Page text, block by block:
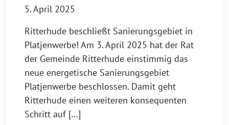
5. April 2025
Ritterhude beschließt Sanierungsgebiet in
Platjenwerbe! Am 3. April 2025 hat der Rat
der Gemeinde Ritterhude einstimmig das
neue energetische Sanierungsgebiet
Platjenwerbe beschlossen. Damit geht
Ritterhude einen weiteren konsequenten
Schritt auf […]